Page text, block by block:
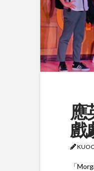
應
戲
「